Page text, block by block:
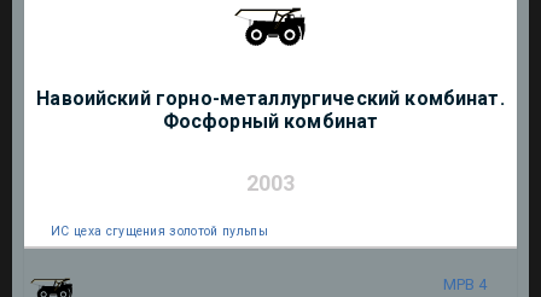
Навоийский горно-металлургический комбинат.
Фосфорный комбинат
2003
ИС цеха сгущения золотой пульпы
МРВ 4